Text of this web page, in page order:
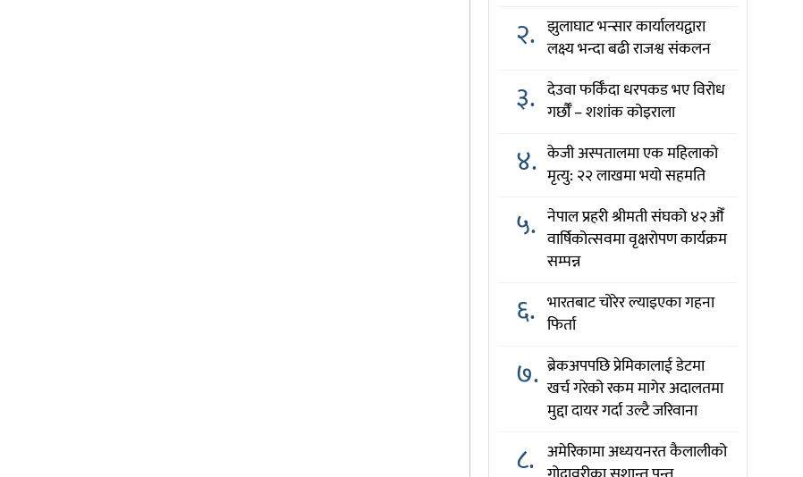
२. झुलाघाट भन्सार कार्यालयद्वारा
लक्ष्य भन्दा बढी राजश्व संकलन
३. देउवा फर्किँदा धरपकड भए विरोध
गर्छौँं – शशांक कोइराला
४. केजी अस्पतालमा एक महिलाको
मृत्यु: २२ लाखमा भयो सहमति
५. नेपाल प्रहरी श्रीमती संघको ४२औँ
वार्षिकोत्सवमा वृक्षरोपण कार्यक्रम
सम्पन्न
६. भारतबाट चोरेर ल्याइएका गहना
फिर्ता
७. ब्रेकअपपछि प्रेमिकालाई डेटमा
खर्च गरेको रकम मागेर अदालतमा
मुद्दा दायर गर्दा उल्टै जरिवाना
८. अमेरिकामा अध्ययनरत कैलालीको